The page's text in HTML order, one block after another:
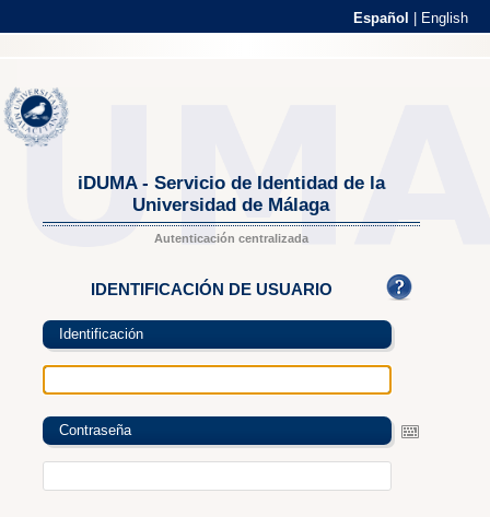
Español English
iDUMA - Servicio de Identidad de la
Universidad de Málaga
Autenticación centralizada
IDENTIFICACIÓN DE USUARIO
Identificación
Contraseña